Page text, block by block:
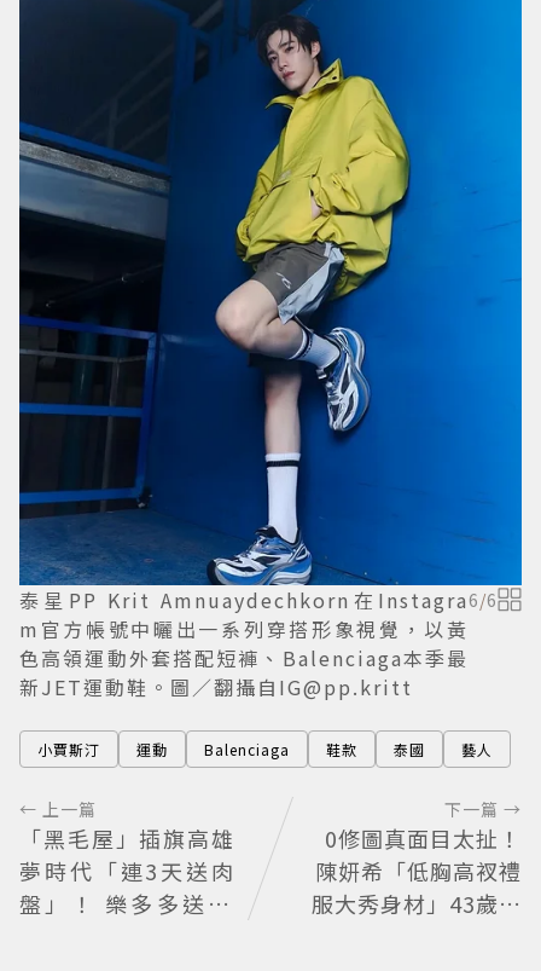
泰星PP Krit Amnuaydechkorn在Instagra
m官方帳號中曬出一系列穿搭形象視覺，以黃
色高領運動外套搭配短褲、Balenciaga本季最
新JET運動鞋。圖／翻攝自IG@pp.kritt
6/6
小賈斯汀 運動 Balenciaga 鞋款 泰國 藝人
← 上一篇
「黑毛屋」插旗高雄
夢時代「連3天送肉
盤」！ 樂多多送40
下一篇 →
0修圖真面目太扯！
陳妍希「低胸高衩禮
服大秀身材」43歲近